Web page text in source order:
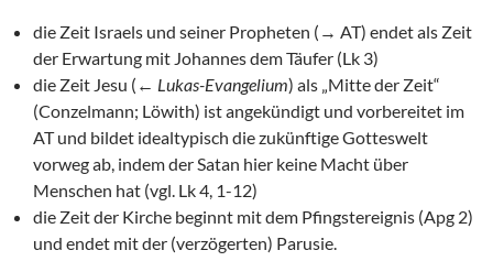
die Zeit Israels und seiner Propheten (→ AT) endet als Zeit
der Erwartung mit Johannes dem Täufer (Lk 3)
die Zeit Jesu (← Lukas-Evangelium) als „Mitte der Zeit“
(Conzelmann; Löwith) ist angekündigt und vorbereitet im
AT und bildet idealtypisch die zukünftige Gotteswelt
vorweg ab, indem der Satan hier keine Macht über
Menschen hat (vgl. Lk 4, 1-12)
die Zeit der Kirche beginnt mit dem Pfingstereignis (Apg 2)
und endet mit der (verzögerten) Parusie.